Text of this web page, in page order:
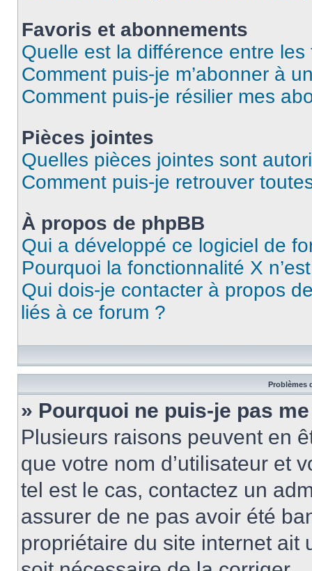
Favoris et abonnements
Quelle est la différence entre
Comment puis-je m’abonner à
Comment puis-je résilier mes
Pièces jointes
Quelles pièces jointes sont
Comment puis-je retrouver
À propos de phpBB
Qui a développé ce logiciel de
Pourquoi la fonctionnalité X
Qui dois-je contacter à propos
liés à ce forum ?
Problèmes
» Pourquoi ne puis-je pas
Plusieurs raisons peuvent en
que votre nom d’utilisateur et
tel est le cas, contactez un
assurer de ne pas avoir été
propriétaire du site internet ait